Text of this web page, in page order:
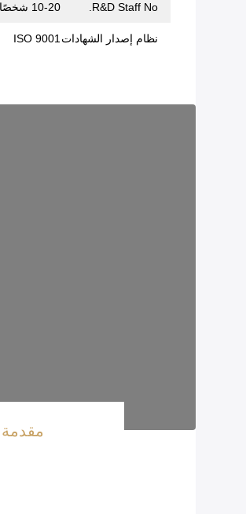
R&D Staff No. 10-20 شخصًا
نظام إصدار الشهادات ISO 9001
مقدمة